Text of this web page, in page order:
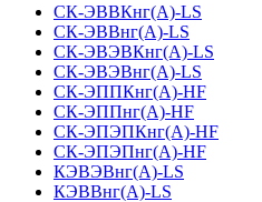
СК-ЭВВКнг(А)-LS
СК-ЭВВнг(А)-LS
СК-ЭВЭВКнг(А)-LS
СК-ЭВЭВнг(А)-LS
СК-ЭППКнг(А)-HF
СК-ЭППнг(А)-HF
СК-ЭПЭПКнг(А)-HF
СК-ЭПЭПнг(А)-HF
КЭВЭВнг(А)-LS
КЭВВнг(А)-LS